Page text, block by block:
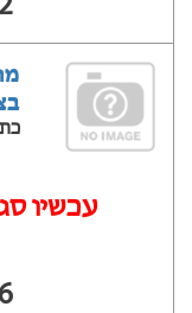
‫עכשיו